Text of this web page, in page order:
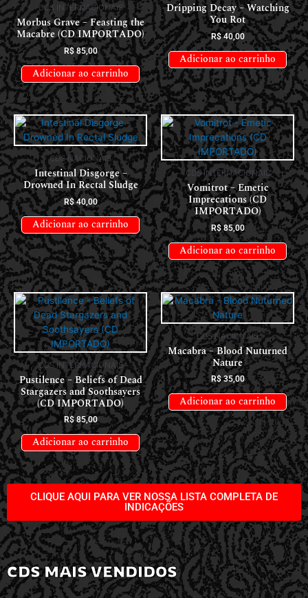
CDS INTERNACIONAIS
Morbus Grave – Feasting the
Macabre (CD IMPORTADO)
R$85,00
Adicionar ao carrinho
Dripping Decay – Watching
You Rot
R$40,00
Adicionar ao carrinho
CDS NACIONAIS
Intestinal Disgorge –
Drowned In Rectal Sludge
R$40,00
Adicionar ao carrinho
CDS INTERNACIONAIS
Vomitrot – Emetic
Imprecations (CD
IMPORTADO)
R$85,00
Adicionar ao carrinho
CDS INTERNACIONAIS
Pustilence – Beliefs of Dead
Stargazers and Soothsayers
(CD IMPORTADO)
R$85,00
Adicionar ao carrinho
CDS NACIONAIS
Macabra – Blood Nuturned
Nature
R$35,00
Adicionar ao carrinho
CLIQUE AQUI PARA VER NOSSA LISTA COMPLETA DE
INDICAÇÕES
CDS MAIS VENDIDOS